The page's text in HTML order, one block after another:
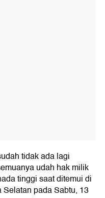
tidak ada lagi
udah hak milik
tinggi saat ditemui di
pada Sabtu, 13